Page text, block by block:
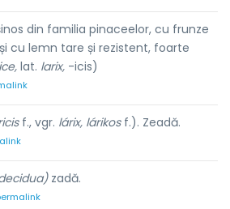
din familia pinaceelor, cu frunze
cu lemn tare și rezistent, foarte
lat. larix, -icis)
f., vgr. lárix, lárikosf.). Zeadă.
zadă.